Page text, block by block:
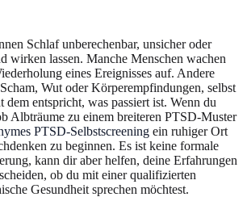
Schlaf unberechenbar, unsicher oder
wirken lassen. Manche Menschen wachen
eines Ereignisses auf. Andere
Wut oder Körperempfindungen, selbst
dem entspricht, was passiert ist. Wenn du
Albträume zu einem breiteren PTSD-Muster
PTSD-Selbstscreening ein ruhiger Ort
zu beginnen. Es ist keine formale
kann dir aber helfen, deine Erfahrungen
ob du mit einer qualifizierten
Gesundheit sprechen möchtest.